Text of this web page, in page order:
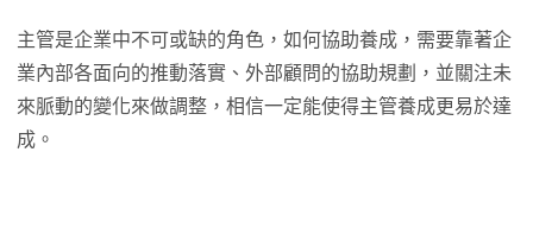
主管是企業中不可或缺的角色，如何協助養成，需要靠著企
業內部各面向的推動落實、外部顧問的協助規劃，並關注未
來脈動的變化來做調整，相信一定能使得主管養成更易於達
成。